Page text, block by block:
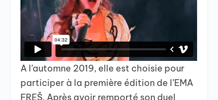
A l’automne 2019, elle est choisie pour
participer à la première édition de l’EMA
FREŠ. Après avoir remporté son duel